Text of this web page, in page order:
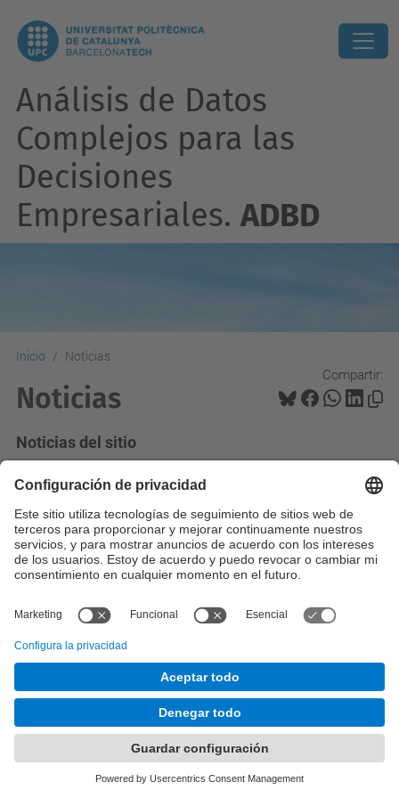
Análisis de Datos
Complejos para las
Decisiones
Empresariales. ADBD
Inicio Noticias
Compartir:
Noticias
Noticias del sitio
Todas las notícias
© UPCAnálisis de Datos Complejos para las Decisiones
Desarrollado con
Mapa del Sitio
Configuración de privacidad